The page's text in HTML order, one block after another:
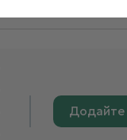
Додайте